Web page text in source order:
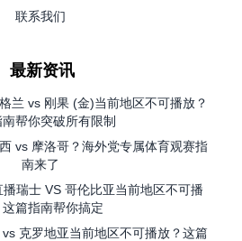
联系我们
最新资讯
兰 vs 刚果 (金)当前地区不可播放？
帮你突破所有限制
vs 摩洛哥？海外党专属体育观赛指
南来了
瑞士 VS 哥伦比亚当前地区不可播
篇指南帮你搞定
克罗地亚当前地区不可播放？这篇